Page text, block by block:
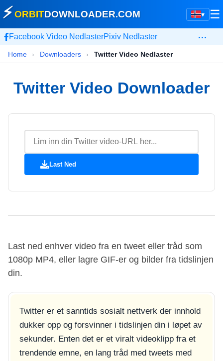
▾
⚡ORBITDOWNLOADER.COM ☰
Facebook Video NedlasterPixiv Nedlaster …
Home › Downloaders › Twitter Video Nedlaster
Twitter Video Downloader
Last Ned
Last ned enhver video fra en tweet eller tråd som
1080p MP4, eller lagre GIF-er og bilder fra tidslinjen
din.
Twitter er et sanntids sosialt nettverk der innhold
dukker opp og forsvinner i tidslinjen din i løpet av
sekunder. Enten det er et viralt videoklipp fra et
trendende emne, en lang tråd med tweets med